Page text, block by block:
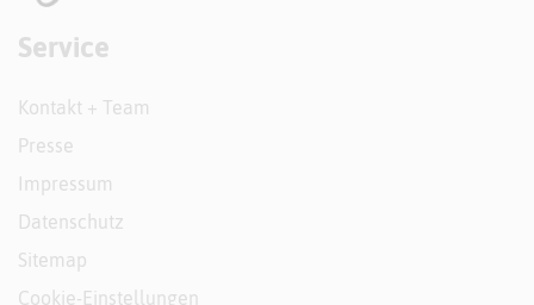
Service
Kontakt + Team
Presse
Impressum
Datenschutz
Sitemap
Cookie-Einstellungen